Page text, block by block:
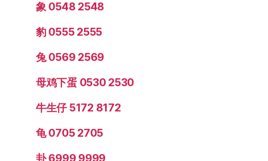
象 0548 2548
豹 0555 2555
兔 0569 2569
母鸡下蛋 0530 2530
牛生仔 5172 8172
龟 0705 2705
卦 6999 9999